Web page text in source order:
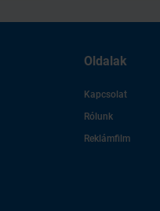
Oldalak
Kapcsolat
Rólunk
Reklámfilm